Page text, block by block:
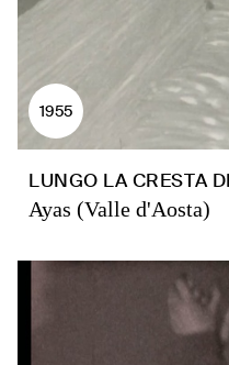
1955
LUNGO LA CRESTA
Ayas (Valle d'Aosta)